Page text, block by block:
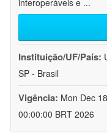
interoperáveis e ...
Instituição/UF/País:
SP - Brasil
Vigência: Mon Dec
00:00:00 BRT 2026